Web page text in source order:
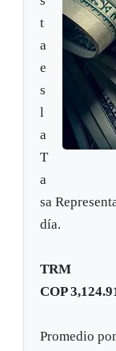
t
a
e
s
l
a
T
a
sa
día.
TRM
COP
Promedio